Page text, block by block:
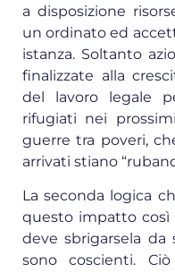
a disposizione
un ordinato ed
istanza. Soltanto
finalizzate alla
del lavoro legale
rifugiati nei
guerre tra poveri,
arrivati stiano
La seconda logica
questo impatto
deve sbrigarsela da
sono coscienti.